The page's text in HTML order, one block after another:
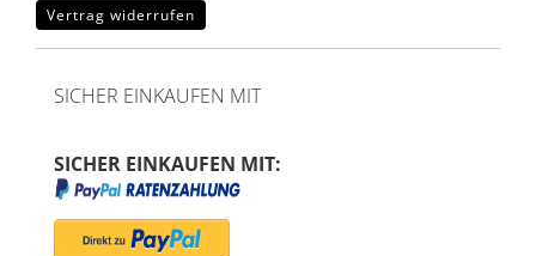
Vertrag widerrufen
SICHER EINKAUFEN MIT
SICHER EINKAUFEN MIT: